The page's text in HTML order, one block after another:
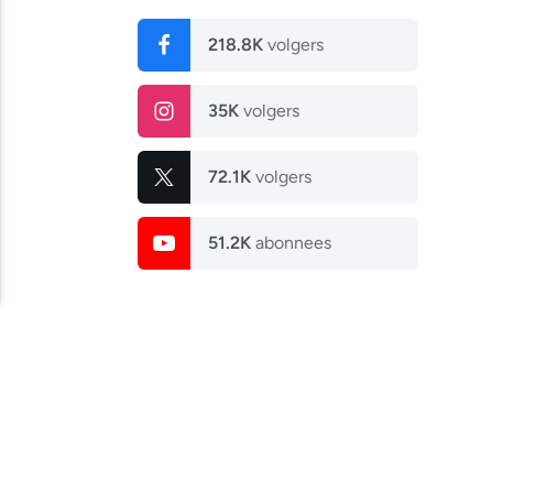
218.8K volgers
35K volgers
72.1K volgers
51.2K abonnees